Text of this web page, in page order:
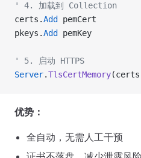
' 4. 加载到 Collection
certs.Add
pemCert
pkeys.Add pemKey
' 5. 启动 HTTPS
Server.TlsCertMemory
优势：
全自动，无需人工干预